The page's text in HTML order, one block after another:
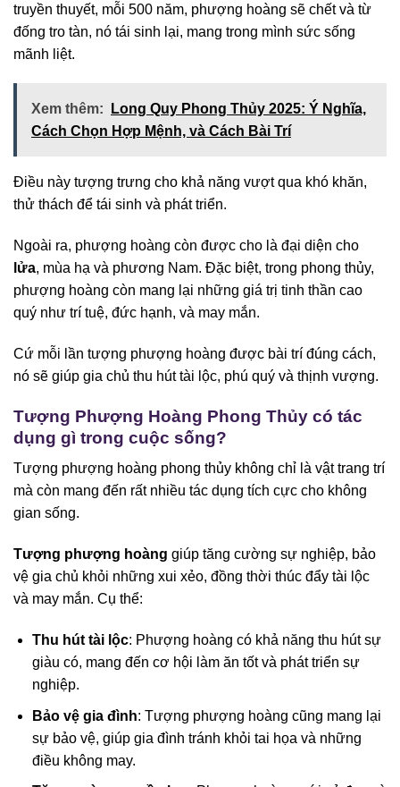
truyền thuyết, mỗi 500 năm, phượng hoàng sẽ chết và từ
đống tro tàn, nó tái sinh lại, mang trong mình sức sống
mãnh liệt.
Xem thêm:
Long Quy Phong Thủy 2025: Ý Nghĩa,
Cách Chọn Hợp Mệnh, và Cách Bài Trí
Điều này tượng trưng cho khả năng vượt qua khó khăn,
thử thách để tái sinh và phát triển.
Ngoài ra, phượng hoàng còn được cho là đại diện cho
lửa, mùa hạ và phương Nam. Đặc biệt, trong phong thủy,
phượng hoàng còn mang lại những giá trị tinh thần cao
quý như trí tuệ, đức hạnh, và may mắn.
Cứ mỗi lần tượng phượng hoàng được bài trí đúng cách,
nó sẽ giúp gia chủ thu hút tài lộc, phú quý và thịnh vượng.
Tượng Phượng Hoàng Phong Thủy có tác
dụng gì trong cuộc sống?
Tượng phượng hoàng phong thủy không chỉ là vật trang trí
mà còn mang đến rất nhiều tác dụng tích cực cho không
gian sống.
Tượng phượng hoàng giúp tăng cường sự nghiệp, bảo
vệ gia chủ khỏi những xui xẻo, đồng thời thúc đẩy tài lộc
và may mắn. Cụ thể:
Thu hút tài lộc: Phượng hoàng có khả năng thu hút sự
giàu có, mang đến cơ hội làm ăn tốt và phát triển sự
nghiệp.
Bảo vệ gia đình: Tượng phượng hoàng cũng mang lại
sự bảo vệ, giúp gia đình tránh khỏi tai họa và những
điều không may.